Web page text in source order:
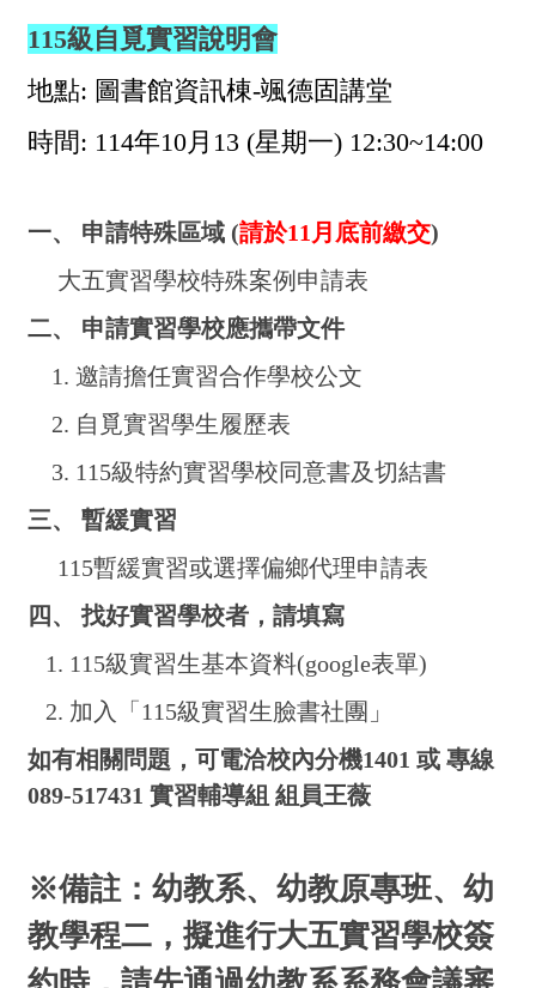
115級自覓實習說明會
地點: 圖書館資訊棟-颯德固講堂
時間: 114年10月13 (星期一) 12:30~14:00
一、 申請特殊區域 (請於11月底前繳交)
大五實習學校特殊案例申請表
二、 申請實習學校應攜帶文件
1. 邀請擔任實習合作學校公文
2. 自覓實習學生履歷表
3. 115級特約實習學校同意書及切結書
三、 暫緩實習
115暫緩實習或選擇偏鄉代理申請表
四、 找好實習學校者，請填寫
1. 115級實習生基本資料(google表單)
2. 加入「115級實習生臉書社團」
如有相關問題，可電洽校內分機1401 或 專線
089-517431 實習輔導組 組員王薇
※備註：幼教系、幼教原專班、幼
教學程二，擬進行大五實習學校簽